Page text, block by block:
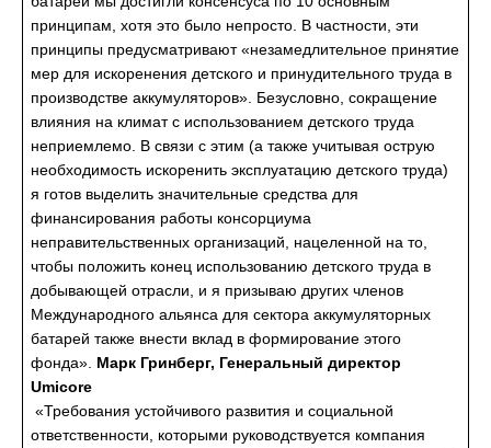
принципам, хотя это было непросто. В частности, эти
принципы предусматривают «незамедлительное принятие
мер для искоренения детского и принудительного труда в
производстве аккумуляторов». Безусловно, сокращение
влияния на климат с использованием детского труда
неприемлемо. В связи с этим (а также учитывая острую
необходимость искоренить эксплуатацию детского труда)
я готов выделить значительные средства для
финансирования работы консорциума
неправительственных организаций, нацеленной на то,
чтобы положить конец использованию детского труда в
добывающей отрасли, и я призываю других членов
Международного альянса для сектора аккумуляторных
батарей также внести вклад в формирование этого
фонда». Марк Гринберг, Генеральный директор
Umicore
«Требования устойчивого развития и социальной
ответственности, которыми руководствуется компания